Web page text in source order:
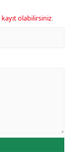
kayıt olabilirsiniz.